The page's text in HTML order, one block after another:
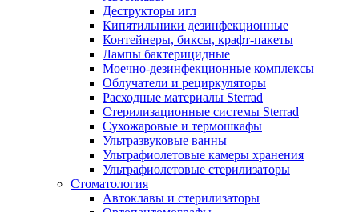
Деструкторы игл
Кипятильники дезинфекционные
Контейнеры, биксы, крафт-пакеты
Лампы бактерицидные
Моечно-дезинфекционные комплексы
Облучатели и рециркуляторы
Расходные материалы Sterrad
Стерилизационные системы Sterrad
Сухожаровые и термошкафы
Ультразвуковые ванны
Ультрафиолетовые камеры хранения
Ультрафиолетовые стерилизаторы
Стоматология
Автоклавы и стерилизаторы